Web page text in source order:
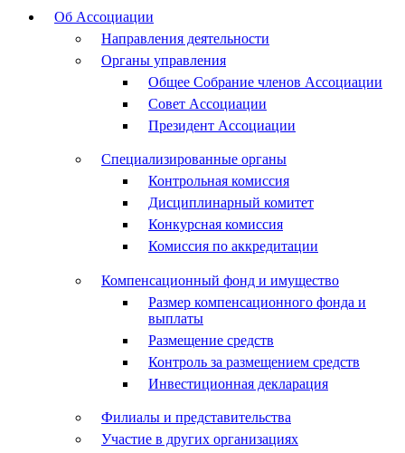
Об Ассоциации
Направления деятельности
Органы управления
Общее Собрание членов Ассоциации
Совет Ассоциации
Президент Ассоциации
Специализированные органы
Контрольная комиссия
Дисциплинарный комитет
Конкурсная комиссия
Комиссия по аккредитации
Компенсационный фонд и имущество
Размер компенсационного фонда и
выплаты
Размещение средств
Контроль за размещением средств
Инвестиционная декларация
Филиалы и представительства
Участие в других организациях